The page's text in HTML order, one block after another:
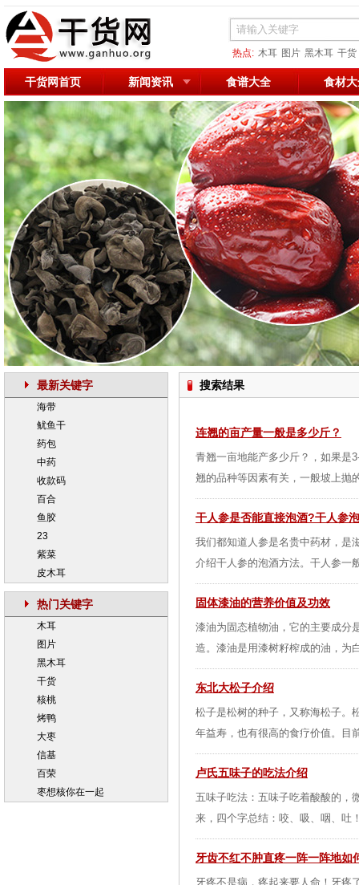
热点: 木耳 图片 黑木耳 干货
枣想核你在一起
干货网首页 新闻资讯 食谱大全 食材
最新关键字
海带
鱿鱼干
药包
中药
收款码
百合
鱼胶
23
紫菜
皮木耳
热门关键字
木耳
图片
黑木耳
干货
核桃
烤鸭
大枣
信基
百荣
枣想核你在一起
搜索结果
连翘的亩产量一般是多少斤？
青翘一亩地能产多少斤？，如果是
翘的品种等因素有关，一般坡上抛
干人参是否能直接泡酒?干人参
我们都知道人参是名贵中药材，是
介绍干人参的泡酒方法。干人参一
固体漆油的营养价值及功效
漆油为固态植物油，它的主要成分
造。漆油是用漆树籽榨成的油，为
东北大松子介绍
松子是松树的种子，又称海松子。
年益寿，也有很高的食疗价值。目
卢氏五味子的吃法介绍
五味子吃法：五味子吃着酸酸的，
来，四个字总结：咬、吸、咽、吐
牙齿不红不肿直疼一阵一阵地如
牙疼不是病，疼起来要人命！牙疼